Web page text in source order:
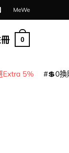
MeWe
0
Extra 5% 💲0換